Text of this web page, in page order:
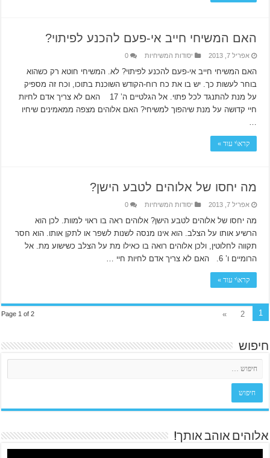
האם המשיחי חייב אי-פעם להכנע לפיתוי?
אפריל 7, 2013 יסודות המשיחיות 0
האם המשיחי חייב אי-פעם להכנע לפיתוי? לא. המשיחי חוטא רק כשהוא
בוחר לעשות כך. יש בו את כח רוח-הקודש השוכנת בתוכו, וכח זה מספיק
על מנת להתנגד לכל פתוי. אל הגלטיים ה’ 17 האם לא צריך אדם לחיות
חיי קדושה על מנת שיהפוך למשיחי? האם אלוהים מצפה ממאמינים שיחיו
…
קרא\י עוד »
מה יחסו של אלוהים לטבע הישן?
אפריל 7, 2013 יסודות המשיחיות 0
מה יחסו של אלוהים לטבע הישן? אלוהים ראה בו ראוי למוות. לכן הוא
הרשיע אותו על הצלב. הוא אינו מנסה לשנות לשפר או לתקן אותו. הוא חסר
תקווה לחלוטין, ולכן אלוהים רואה בו כאילו מת על הצלב כשישוע מת. אל
הרומיים ו’ 6. האם לא צריך אדם לחיות חיי …
קרא\י עוד »
Page 1 of 2 1
2
»
חיפוש
אלוהים אוהב אותך!